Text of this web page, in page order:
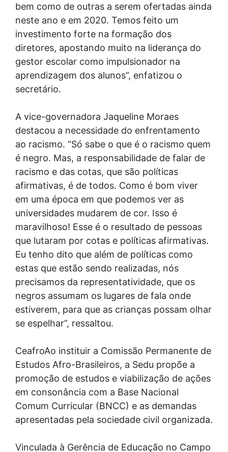
bem como de outras a serem ofertadas ainda
neste ano e em 2020. Temos feito um
investimento forte na formação dos
diretores, apostando muito na liderança do
gestor escolar como impulsionador na
aprendizagem dos alunos”, enfatizou o
secretário.
A vice-governadora Jaqueline Moraes
destacou a necessidade do enfrentamento
ao racismo. “Só sabe o que é o racismo quem
é negro. Mas, a responsabilidade de falar de
racismo e das cotas, que são políticas
afirmativas, é de todos. Como é bom viver
em uma época em que podemos ver as
universidades mudarem de cor. Isso é
maravilhoso! Esse é o resultado de pessoas
que lutaram por cotas e políticas afirmativas.
Eu tenho dito que além de políticas como
estas que estão sendo realizadas, nós
precisamos da representatividade, que os
negros assumam os lugares de fala onde
estiverem, para que as crianças possam olhar
se espelhar”, ressaltou.
CeafroAo instituir a Comissão Permanente de
Estudos Afro-Brasileiros, a Sedu propõe a
promoção de estudos e viabilização de ações
em consonância com a Base Nacional
Comum Curricular (BNCC) e as demandas
apresentadas pela sociedade civil organizada.
Vinculada à Gerência de Educação no Campo